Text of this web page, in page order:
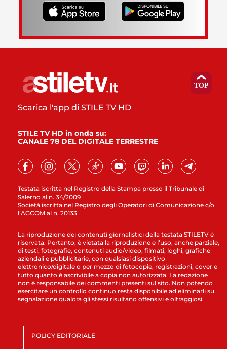
Testata iscritta nel Registro della Stampa presso il Tribunale di
Salerno al n. 34/2009
Società iscritta nel Registro degli Operatori di Comunicazione c/o
l’AGCOM al n. 20133
Scarica l'app di STILE TV HD
STILE TV HD in onda su:
CANALE 78 DEL DIGITALE TERRESTRE
La riproduzione dei contenuti giornalistici della testata STILETV è
riservata. Pertanto, è vietata la riproduzione e l’uso, anche parziale,
di testi, fotografie, contenuti audio/video, filmati, loghi, grafiche
aziendali e pubblicitarie, con qualsiasi dispositivo
elettronico/digitale o per mezzo di fotocopie, registrazioni, cover e
tutto quanto è ascrivibile a copia non autorizzata. La redazione
non è responsabile dei commenti presenti sul sito. Non potendo
esercitare un controllo continuo resta disponibile ad eliminarli su
segnalazione qualora gli stessi risultano offensivi e oltraggiosi.
POLICY EDITORIALE